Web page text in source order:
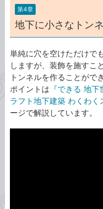
第4章
地下に小さなトン
単純に穴を空けただけで
しますが、装飾を施すこ
トンネルを作ることがで
ポイントは 『できる 地
ラフト地下建築 わくわく
ージで解説しています。